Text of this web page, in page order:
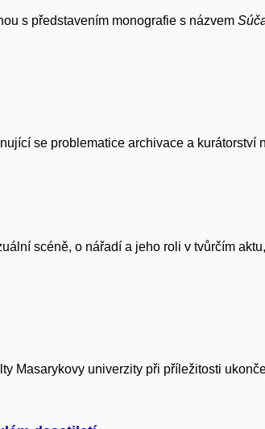
s představením monografie s názvem
se problematice archivace a kurátorství
scéně, o nářadí a jeho roli v tvůrčím
Masarykovy univerzity při příležitosti